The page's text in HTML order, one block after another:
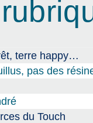
terre happy…
pas des
du Touch